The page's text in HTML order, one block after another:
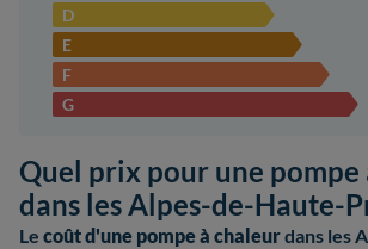
D
E
F
G
Quel prix pour une pompe
dans les Alpes-de-Haute-
Le coût d'une pompe à chaleurdans les